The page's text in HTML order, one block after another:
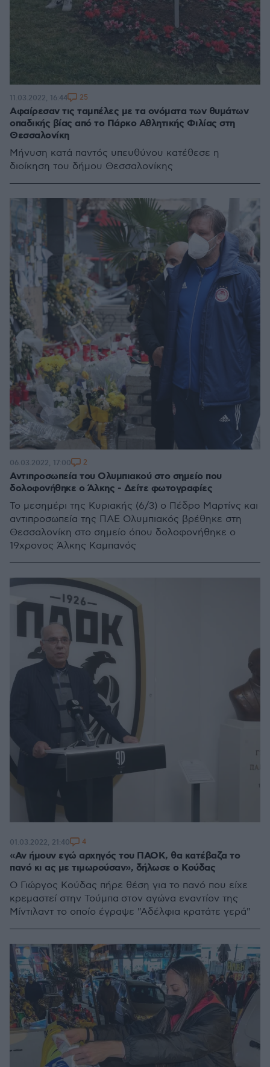
Αφαίρεσαν τις ταμπέλες με τα ονόματα των θυμάτων
οπαδικής βίας από το Πάρκο Αθλητικής Φιλίας στη
Θεσσαλονίκη
Μήνυση κατά παντός υπευθύνου κατέθεσε η
διοίκηση του δήμου Θεσσαλονίκης
11.03.2022, 16:44 25
Αντιπροσωπεία του Ολυμπιακού στο σημείο που
δολοφονήθηκε ο Άλκης - Δείτε φωτογραφίες
Το μεσημέρι της Κυριακής (6/3) ο Πέδρο Μαρτίνς και
αντιπροσωπεία της ΠΑΕ Ολυμπιακός βρέθηκε στη
Θεσσαλονίκη στο σημείο όπου δολοφονήθηκε ο
19χρονος Άλκης Καμπανός
06.03.2022, 17:00 2
«Αν ήμουν εγώ αρχηγός του ΠΑΟΚ, θα κατέβαζα το
πανό κι ας με τιμωρούσαν», δήλωσε ο Κούδας
Ο Γιώργος Κούδας πήρε θέση για το πανό που είχε
κρεμαστεί στην Τούμπα στον αγώνα εναντίον της
Μίντιλαντ το οποίο έγραψε "Αδέλφια κρατάτε γερά"
01.03.2022, 21:40 4